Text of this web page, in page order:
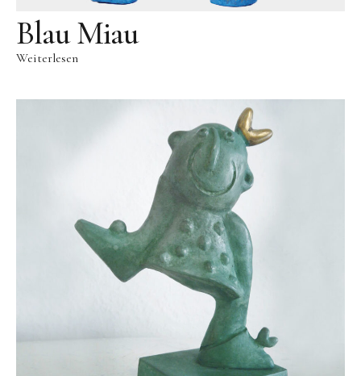
Wolkenpelztier
Gießerei Volvera/Turin
Vita
Videos
Literatur
Kontakt
Kontakt
Wegbeschreibung
Impressum
Datenschutz
Blau Miau
Weiterlesen